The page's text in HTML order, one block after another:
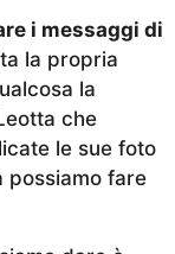
i messaggi di
la propria
la
che
le sue foto
possiamo fare